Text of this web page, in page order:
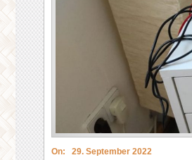
On: 29. September 2022